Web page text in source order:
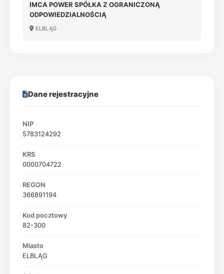
IMCA POWER SPÓŁKA Z OGRANICZONĄ
ODPOWIEDZIALNOŚCIĄ
ELBLĄG
Dane rejestracyjne
NIP
5783124292
KRS
0000704722
REGON
366891194
Kod pocztowy
82-300
Miasto
ELBLĄG